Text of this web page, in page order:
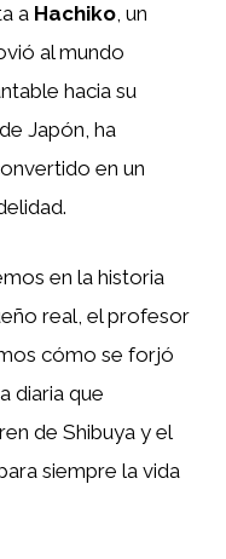
a Hachiko, un
al mundo
hacia su
Japón, ha
en un
en la historia
real, el profesor
cómo se forjó
diaria que
de Shibuya y el
siempre la vida